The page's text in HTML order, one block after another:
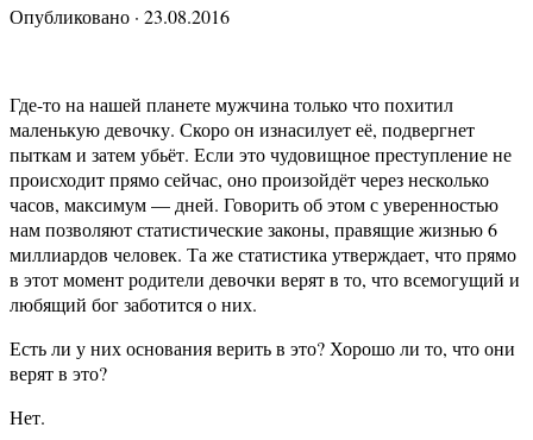
Опубликовано · 23.08.2016
Где-то на нашей планете мужчина только что похитил
маленькую девочку. Скоро он изнасилует её, подвергнет
пыткам и затем убьёт. Если это чудовищное преступление не
происходит прямо сейчас, оно произойдёт через несколько
часов, максимум — дней. Говорить об этом с уверенностью
нам позволяют статистические законы, правящие жизнью 6
миллиардов человек. Та же статистика утверждает, что прямо
в этот момент родители девочки верят в то, что всемогущий и
любящий бог заботится о них.
Есть ли у них основания верить в это? Хорошо ли то, что они
верят в это?
Нет.